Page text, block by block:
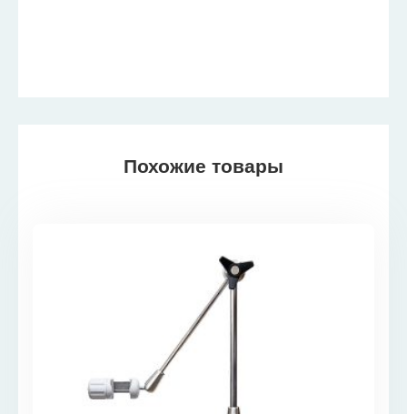
Похожие товары